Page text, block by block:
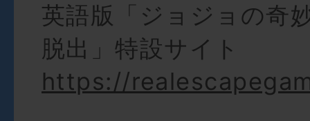
英語版「ジョジョの奇
脱出」特設サイト
https://